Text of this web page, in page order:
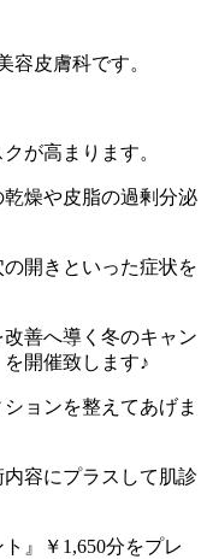
容皮膚科です。
が高まります。
燥や皮脂の過剰分泌
開きといった症状を
善へ導く冬のキャン
開催致します♪
ョンを整えてあげま
容にプラスして肌診
』￥1,650分をプレ